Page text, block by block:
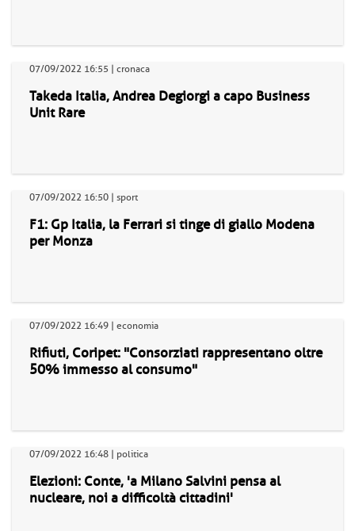
07/09/2022 16:55 | cronaca
Takeda Italia, Andrea Degiorgi a capo Business
Unit Rare
07/09/2022 16:50 | sport
F1: Gp Italia, la Ferrari si tinge di giallo Modena
per Monza
07/09/2022 16:49 | economia
Rifiuti, Coripet: "Consorziati rappresentano oltre
50% immesso al consumo"
07/09/2022 16:48 | politica
Elezioni: Conte, 'a Milano Salvini pensa al
nucleare, noi a difficoltà cittadini'